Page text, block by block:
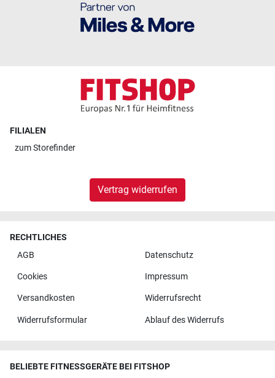
FILIALEN
zumStorefinder
Vertrag widerrufen
RECHTLICHES
AGB
Datenschutz
Cookies Impressum
Versandkosten Widerrufsrecht
Widerrufsformular Ablauf des Widerrufs
BELIEBTE FITNESSGERÄTE BEI FITSHOP